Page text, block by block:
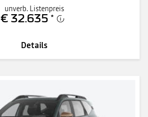
unverb. Listenpreis
€ 32.635 *
Details